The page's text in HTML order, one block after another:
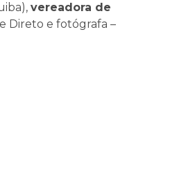
vereadora de
Direto e fotógrafa –